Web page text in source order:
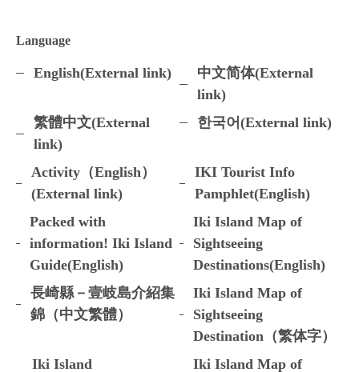
Language
English(External link)
中文简体(External
link)
繁體中文(External
link)
한국어(External link)
Activity（English）
(External link)
IKI Tourist Info
Pamphlet(English)
Packed with
information! Iki Island
Guide(English)
Iki Island Map of
Sightseeing
Destinations(English)
長崎縣－壹岐島介紹集
錦（中文繁體）
Iki Island Map of
Sightseeing
Destination（繁体字）
Iki Island
Iki Island Map of